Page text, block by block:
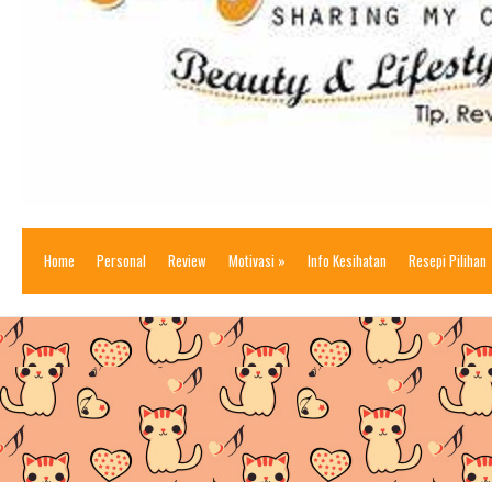
Home Personal Review Motivasi » Info Kesihatan Resepi Pilihan